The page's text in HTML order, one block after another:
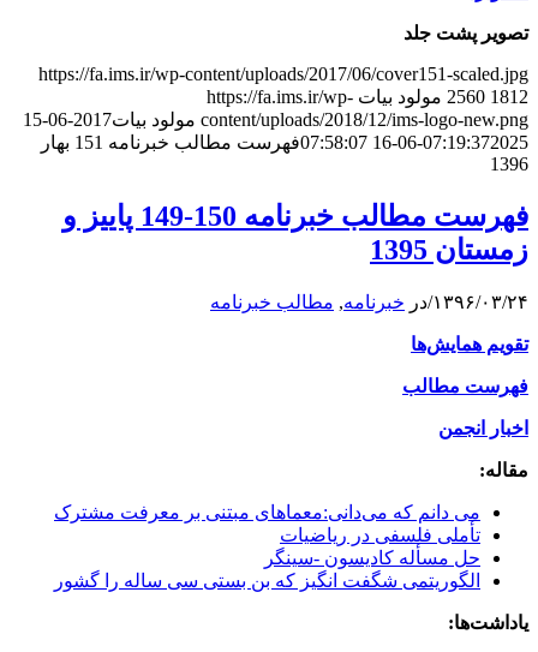
تصویر پشت جلد
https://fa.ims.ir/wp-content/uploads/2017/06/cover151-scaled.jpg
2560 1812 مولود بیات https://fa.ims.ir/wp-
content/uploads/2018/12/ims-logo-new.png مولود بیات
2017-06-15
07:19:372025-06-16 07:58:07
فهرست مطالب خبرنامه 151 بهار
1396
فهرست مطالب خبرنامه 150-149 پاییز و
زمستان 1395
۱۳۹۶/۰۳/۲۴/در خبرنامه, مطالب خبرنامه
تقویم همایش‌ها
فهرست مطالب
اخبار انجمن
مقاله:
می دانم که می‌دانی:معماهای مبتنی بر معرفت مشترک
تأملی فلسفی در ریاضیات
حل مسأله کادیسون -سینگر
الگوریتمی شگفت انگیز که بن بستی سی ساله را گشور
یاداشت‌ها: